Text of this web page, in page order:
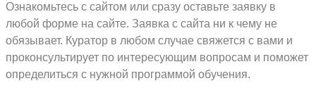
Ознакомьтесь с сайтом или сразу оставьте заявку в
любой форме на сайте. Заявка с сайта ни к чему не
обязывает. Куратор в любом случае свяжется с вами и
проконсультирует по интересующим вопросам и поможет
определиться с нужной программой обучения.